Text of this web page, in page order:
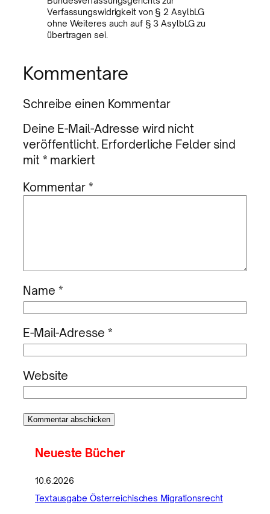
Verfassungswidrigkeit von § 2 AsylbLG
ohne Weiteres auch auf § 3 AsylbLG zu
übertragen sei.
Kommentare
Schreibe einen Kommentar
Deine E-Mail-Adresse wird nicht
veröffentlicht. Erforderliche Felder sind
mit * markiert
Kommentar*
Name *
E-Mail-Adresse *
Website
Neueste Bücher
10.6.2026
Textausgabe Österreichisches Migrationsrecht